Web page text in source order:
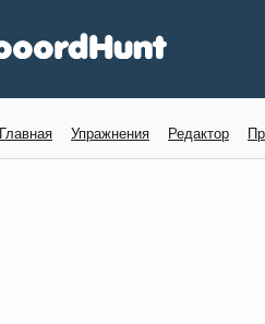
Главная Упражнения Редактор